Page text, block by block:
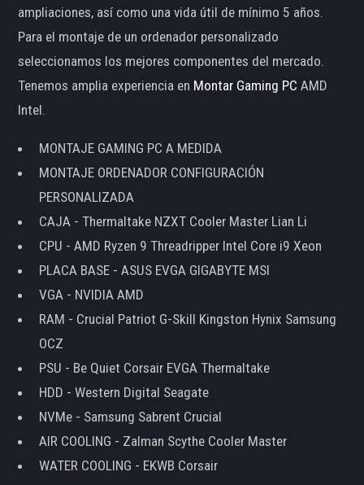
ampliaciones, así como una vida útil de mínimo 5 años.
Para el montaje de un ordenador personalizado
seleccionamos los mejores componentes del mercado.
Tenemos amplia experiencia en Montar Gaming PC AMD
Intel.
MONTAJE GAMING PC A MEDIDA
MONTAJE ORDENADOR CONFIGURACIÓN
PERSONALIZADA
CAJA - Thermaltake NZXT Cooler Master Lian Li
CPU - AMD Ryzen 9 Threadripper Intel Core i9 Xeon
PLACA BASE - ASUS EVGA GIGABYTE MSI
VGA - NVIDIA AMD
RAM - Crucial Patriot G-Skill Kingston Hynix Samsung
OCZ
PSU - Be Quiet Corsair EVGA Thermaltake
HDD - Western Digital Seagate
NVMe - Samsung Sabrent Crucial
AIR COOLING - Zalman Scythe Cooler Master
WATER COOLING - EKWB Corsair